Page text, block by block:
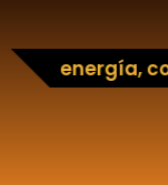
energía,